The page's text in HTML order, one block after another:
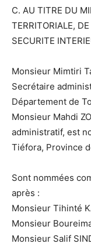
C. AU TITRE DU
TERRITORIALE,
SECURITE
Monsieur Mimtiri
Secrétaire
Département de
Monsieur Mahdi
administratif, est
Tiéfora, Province
Sont nommées
après :
Monsieur Tihinté
Monsieur
Monsieur Salif